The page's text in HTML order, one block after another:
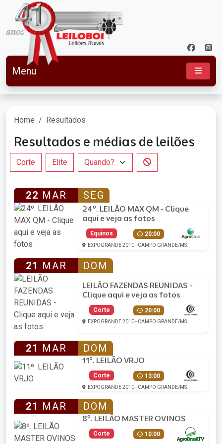
Menu
Home Resultados
Resultados e médias de leilões
Corte Elite
22 MAR SEG
24º. LEILÃO MAX QM - Clique
aqui e veja as fotos
Equinos 20:00
EXPOGRANDE 2010 - CAMPO GRANDE/MS
21 MAR DOM
LEILÃO FAZENDAS REUNIDAS -
Clique aqui e veja as fotos
Corte 20:00
EXPOGRANDE 2010 - CAMPO GRANDE/MS
21 MAR DOM
11º. LEILÃO VRJO
Corte 13:00
EXPOGRANDE 2010 - CAMPO GRANDE/MS
21 MAR DOM
8º. LEILÃO MASTER OVINOS
Corte 10:00